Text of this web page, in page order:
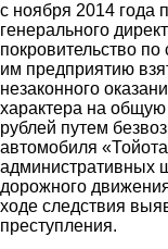
с ноября 2014 года
генерального
покровительство
им предприятию
незаконного
характера на
рублей путем
автомобиля
административных
дорожного
ходе следствия
преступления.